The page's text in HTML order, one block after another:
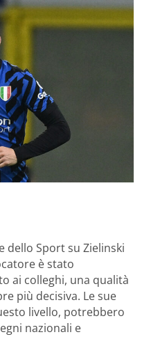
dello Sport su Zielinski
è stato
ai colleghi, una qualità
più decisiva. Le sue
livello, potrebbero
nazionali e